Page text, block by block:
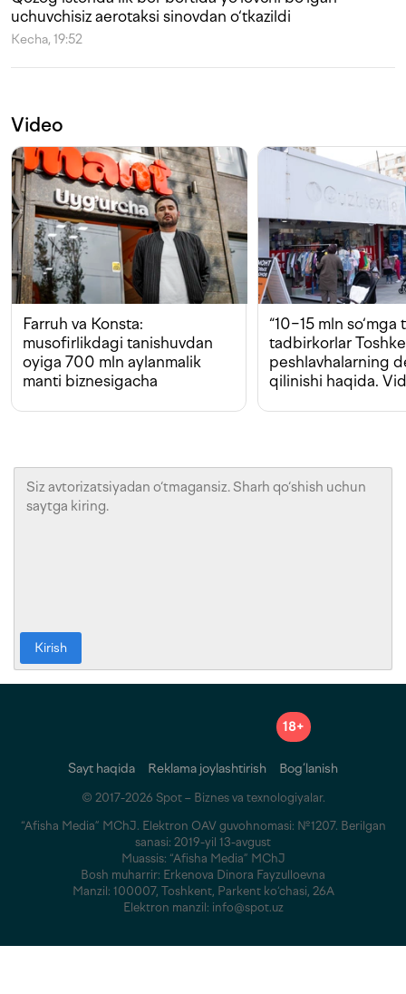
uchuvchisiz aerotaksi sinovdan o‘tkazildi
Kecha, 19:52
Video
Farruh va Konsta:
musofirlikdagi tanishuvdan
oyiga 700 mln aylanmalik
manti biznesigacha
“10−15 mln so‘mga
tadbirkorlar
peshlavhalarning
qilinishi haqida.
Kirish
18+
Sayt haqida Reklama joylashtirish Bog‘lanish
© 2017-2026 Spot – Biznes va texnologiyalar.
“Afisha Media” MChJ. Elektron OAV guvohnomasi: №1207. Berilgan
sanasi: 2019-yil 13-avgust
Muassis: “Afisha Media” MChJ
Bosh muharrir: Erkenova Dinora Fayzulloevna
Manzil: 100007, Toshkent, Parkent ko‘chasi, 26A
Elektron manzil: info@spot.uz